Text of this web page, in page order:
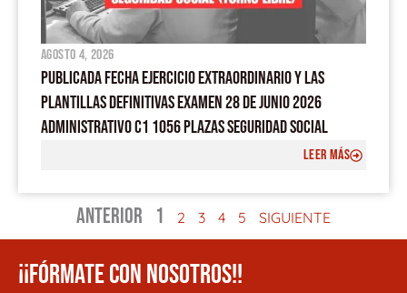
agosto 4, 2026
PUBLICADA FECHA EJERCICIO EXTRAORDINARIO Y LAS
PLANTILLAS DEFINITIVAS EXAMEN 28 DE JUNIO 2026
ADMINISTRATIVO C1 1056 PLAZAS SEGURIDAD SOCIAL
LEER MÁS
ANTERIOR 1 2 3 4 5 SIGUIENTE
¡¡FÓRMATE CON NOSOTROS!!